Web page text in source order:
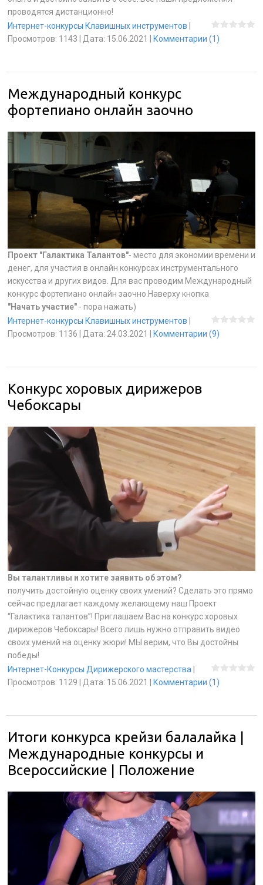
проводятся дистанционно!
Интернет-конкурсы Клавишных инструментов |
Просмотров: 1143 | Дата: 15.06.2021 | Комментарии (1)
Международный конкурс
фортепиано онлайн заочно
Проект "Галактика Талантов"- место для экономии времени и
денег, для участия в онлайн конкурсах инструментального
искусства и других видов. Для вас проводим Международный
конкурс фортепиано онлайн заочно.Наверху кнопка
"Начать участие" - пора нажать)
Интернет-конкурсы Клавишных инструментов
Просмотров: 1136 Дата: 24.03.2021 Комментарии (9)
Конкурс хоровых дирижеров
Чебоксары
Вы талантливы и хотите заявить об этом?
получить достойную оценку своих умений? Сделать это прямо
сейчас предлагает каждому желающему наш Проект
“Галактика талантов”! Приглашаем Вас на конкурс хоровых
дирижеров Чебоксары! Всего лишь нужно отправить видео
своих умений на оценку жюри! МЫ верим, что Вы достойны
победы!
Интернет-Конкурсы Дирижерского мастерства
Просмотров: 1129 Дата: 15.06.2021 Комментарии (1)
Итоги конкурса крейзи балалайка |
Международные конкурсы и
Всероссийские | Положение